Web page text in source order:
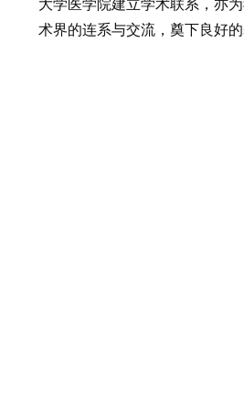
术界的连系与交流，奠下良好的